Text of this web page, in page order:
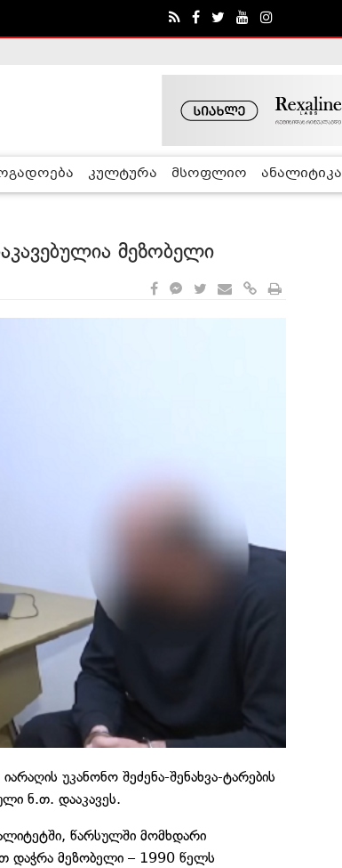
კულტურა მსოფლიო ანალიტიკა
მეზობელი
უკანონო შეძენა-შენახვა-ტარების
ნ.თ. დააკავეს.
წარსულში მომხდარი
დაჭრა მეზობელი – 1990 წელს